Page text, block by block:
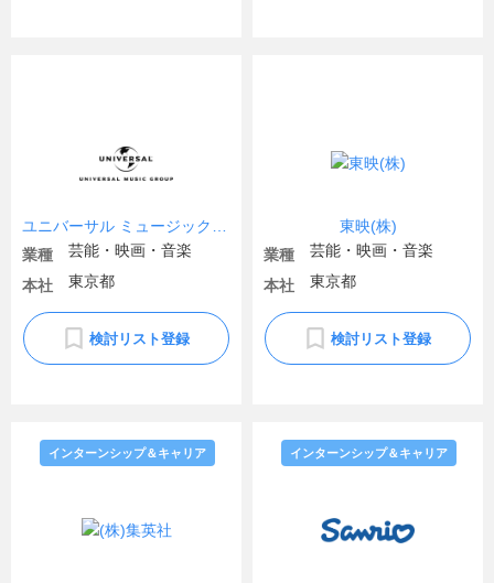
業種
芸能・映画・音楽
本社
東京都
検討リスト登録
東映(株)
業種
芸能・映画・音楽
本社
東京都
検討リスト登録
インターンシップ＆キャリア インターンシップ＆キャリア